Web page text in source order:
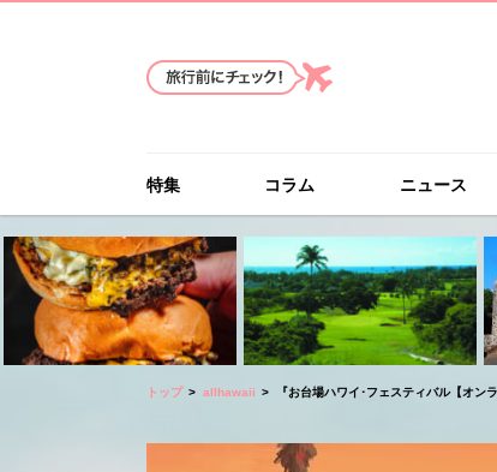
特集 コラム ニュース
トップ allhawaii 『お台場ハワイ･フェスティバル【オンラ